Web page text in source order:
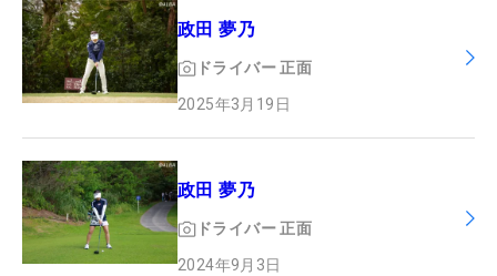
政田 夢乃
ドライバー 正面
2025年3月19日
政田 夢乃
ドライバー 正面
2024年9月3日